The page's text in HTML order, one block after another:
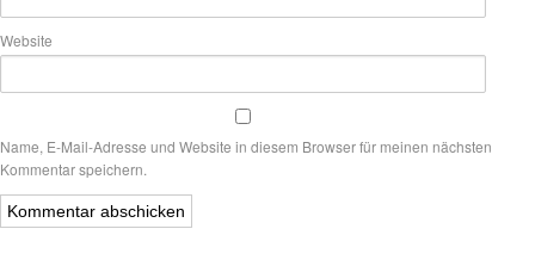
Website
Name, E-Mail-Adresse und Website in diesem Browser für meinen nächsten
Kommentar speichern.